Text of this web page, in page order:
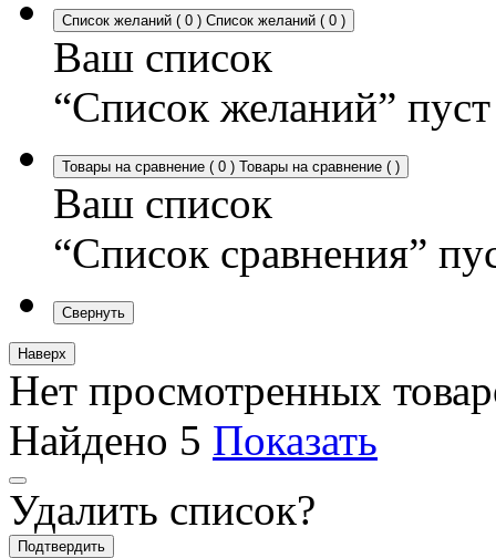
Список желаний ( 0 ) Список желаний ( 0 )
Ваш список
“Список желаний” пуст
Товары на сравнение ( 0 ) Товары на сравнение ( )
Ваш список
“Список сравнения”
Свернуть
Наверх
Нет просмотренных
Найдено 5 Показать
Удалить список?
Подтвердить